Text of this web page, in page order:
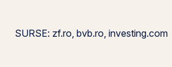
SURSE: zf.ro, bvb.ro, investing.com